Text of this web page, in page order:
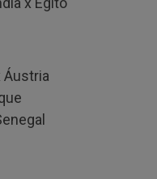
Áustria